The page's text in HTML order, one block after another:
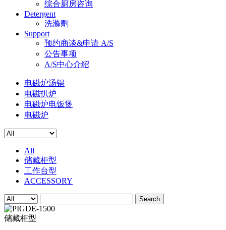
综合厨房咨询
Detergent
洗滌劑
Support
预约商谈&申请 A/S
公告事项
A/S中心介绍
电磁炉汤锅
电磁扒炉
电磁炉电饭煲
电磁炉
All
储藏柜型
工作台型
ACCESSORY
Search
储藏柜型